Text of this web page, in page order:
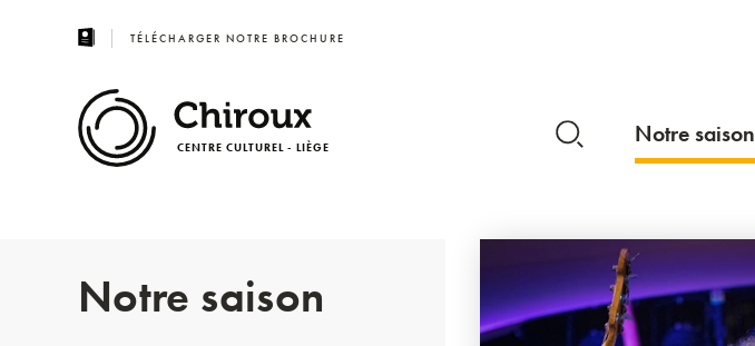
TÉLÉCHARGER NOTRE BROCHURE
CENTRE CULTUREL - LIÈGE Notre saison
Notre saison